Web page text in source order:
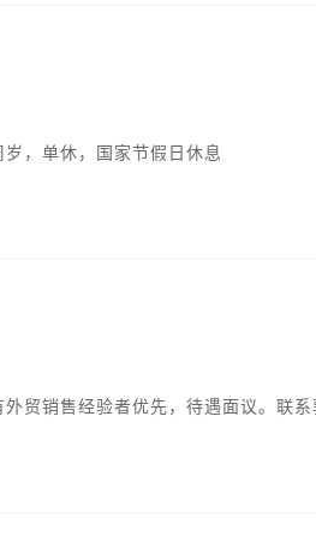
，单休，国家节假日休息
贸销售经验者优先，待遇面议。联系